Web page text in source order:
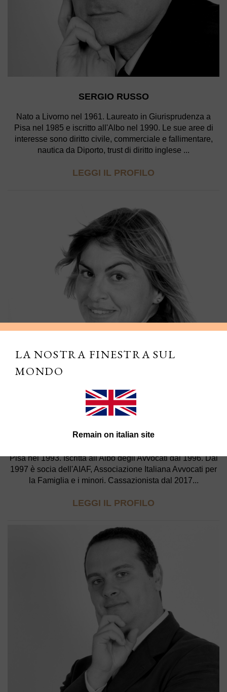
SERGIO RUSSO
Nato a Livorno nel 1961. Laureato in Giurisprudenza a
Pisa nel 1985 e iscritto all'Albo nel 1990. Le sue aree di
interesse sono diritto civile, commerciale e fallimentare,
nautica da Diporto, trust di diritto inglese ...
LEGGI IL PROFILO
Pisa nel 1993. Iscritta all'Albo degli Avvocati dal 1996. Dal
1997 è socia dell'AIAF, Associazione Italiana Avvocati per
la Famiglia e i minori. Cassazionista dal 2017...
LEGGI IL PROFILO
LA NOSTRA FINESTRA SUL
MONDO
Remain on italian site